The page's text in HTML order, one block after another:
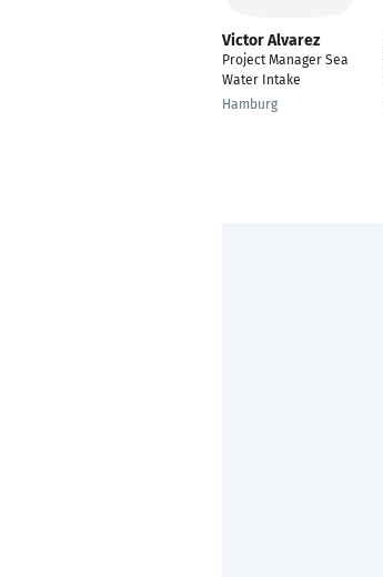
Victor Alvarez
Project Manager Sea
Water Intake
Hamburg